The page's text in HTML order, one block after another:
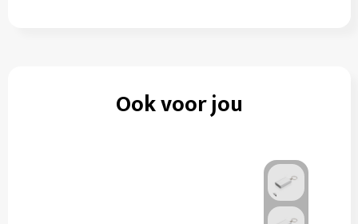
Ook voor jou